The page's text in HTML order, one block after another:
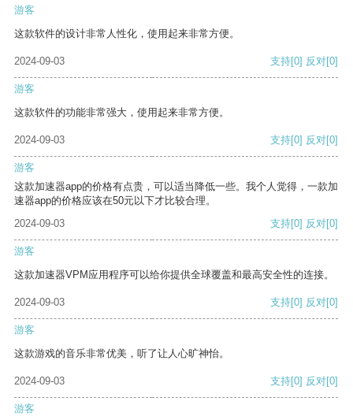
游客
这款软件的设计非常人性化，使用起来非常方便。
2024-09-03 支持[0] 反对[0]
游客
这款软件的功能非常强大，使用起来非常方便。
2024-09-03 支持[0] 反对[0]
游客
这款加速器app的价格有点贵，可以适当降低一些。我个人觉得，一款加
速器app的价格应该在50元以下才比较合理。
2024-09-03
支持[0] 反对[0]
游客
这款加速器VPM应用程序可以给你提供全球覆盖和最高安全性的连接。
2024-09-03 支持[0] 反对[0]
游客
这款游戏的音乐非常优美，听了让人心旷神怡。
2024-09-03 支持[0] 反对[0]
游客